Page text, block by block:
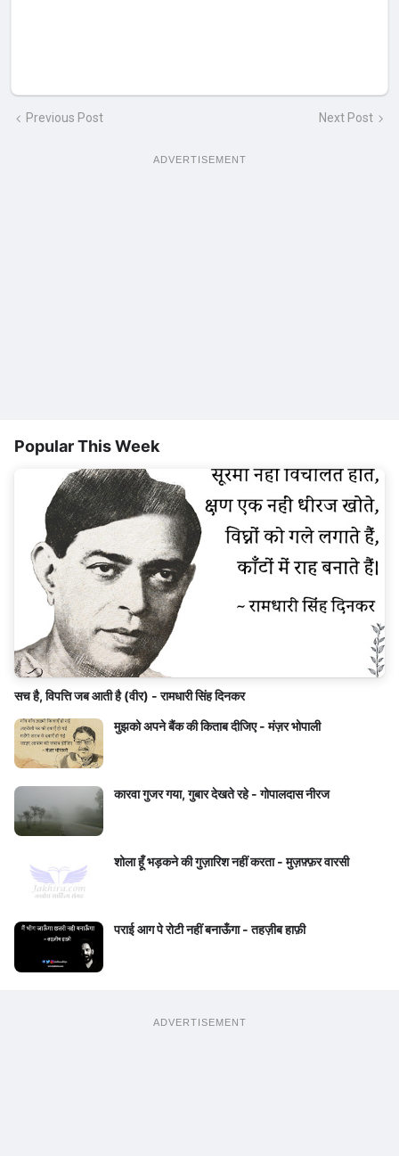
Previous Post Next Post
ADVERTISEMENT
Popular This Week
सच है, विपत्ति जब आती है (वीर) - रामधारी सिंह दिनकर
मुझको अपने बैंक की किताब दीजिए - मंज़र भोपाली
कारवा गुजर गया, गुबार देखते रहे - गोपालदास नीरज
शोला हूँ भड़कने की गुज़ारिश नहीं करता - मुज़फ़्फ़र वारसी
पराई आग पे रोटी नहीं बनाऊँगा - तहज़ीब हाफ़ी
ADVERTISEMENT